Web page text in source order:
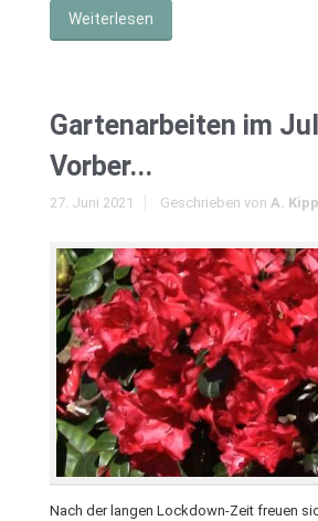
Weiterlesen
Gartenarbeiten im
Vorber...
27. Juni 2021 Geschrieben von A. Kipp
Nach der langen Lockdown-Zeit freuen